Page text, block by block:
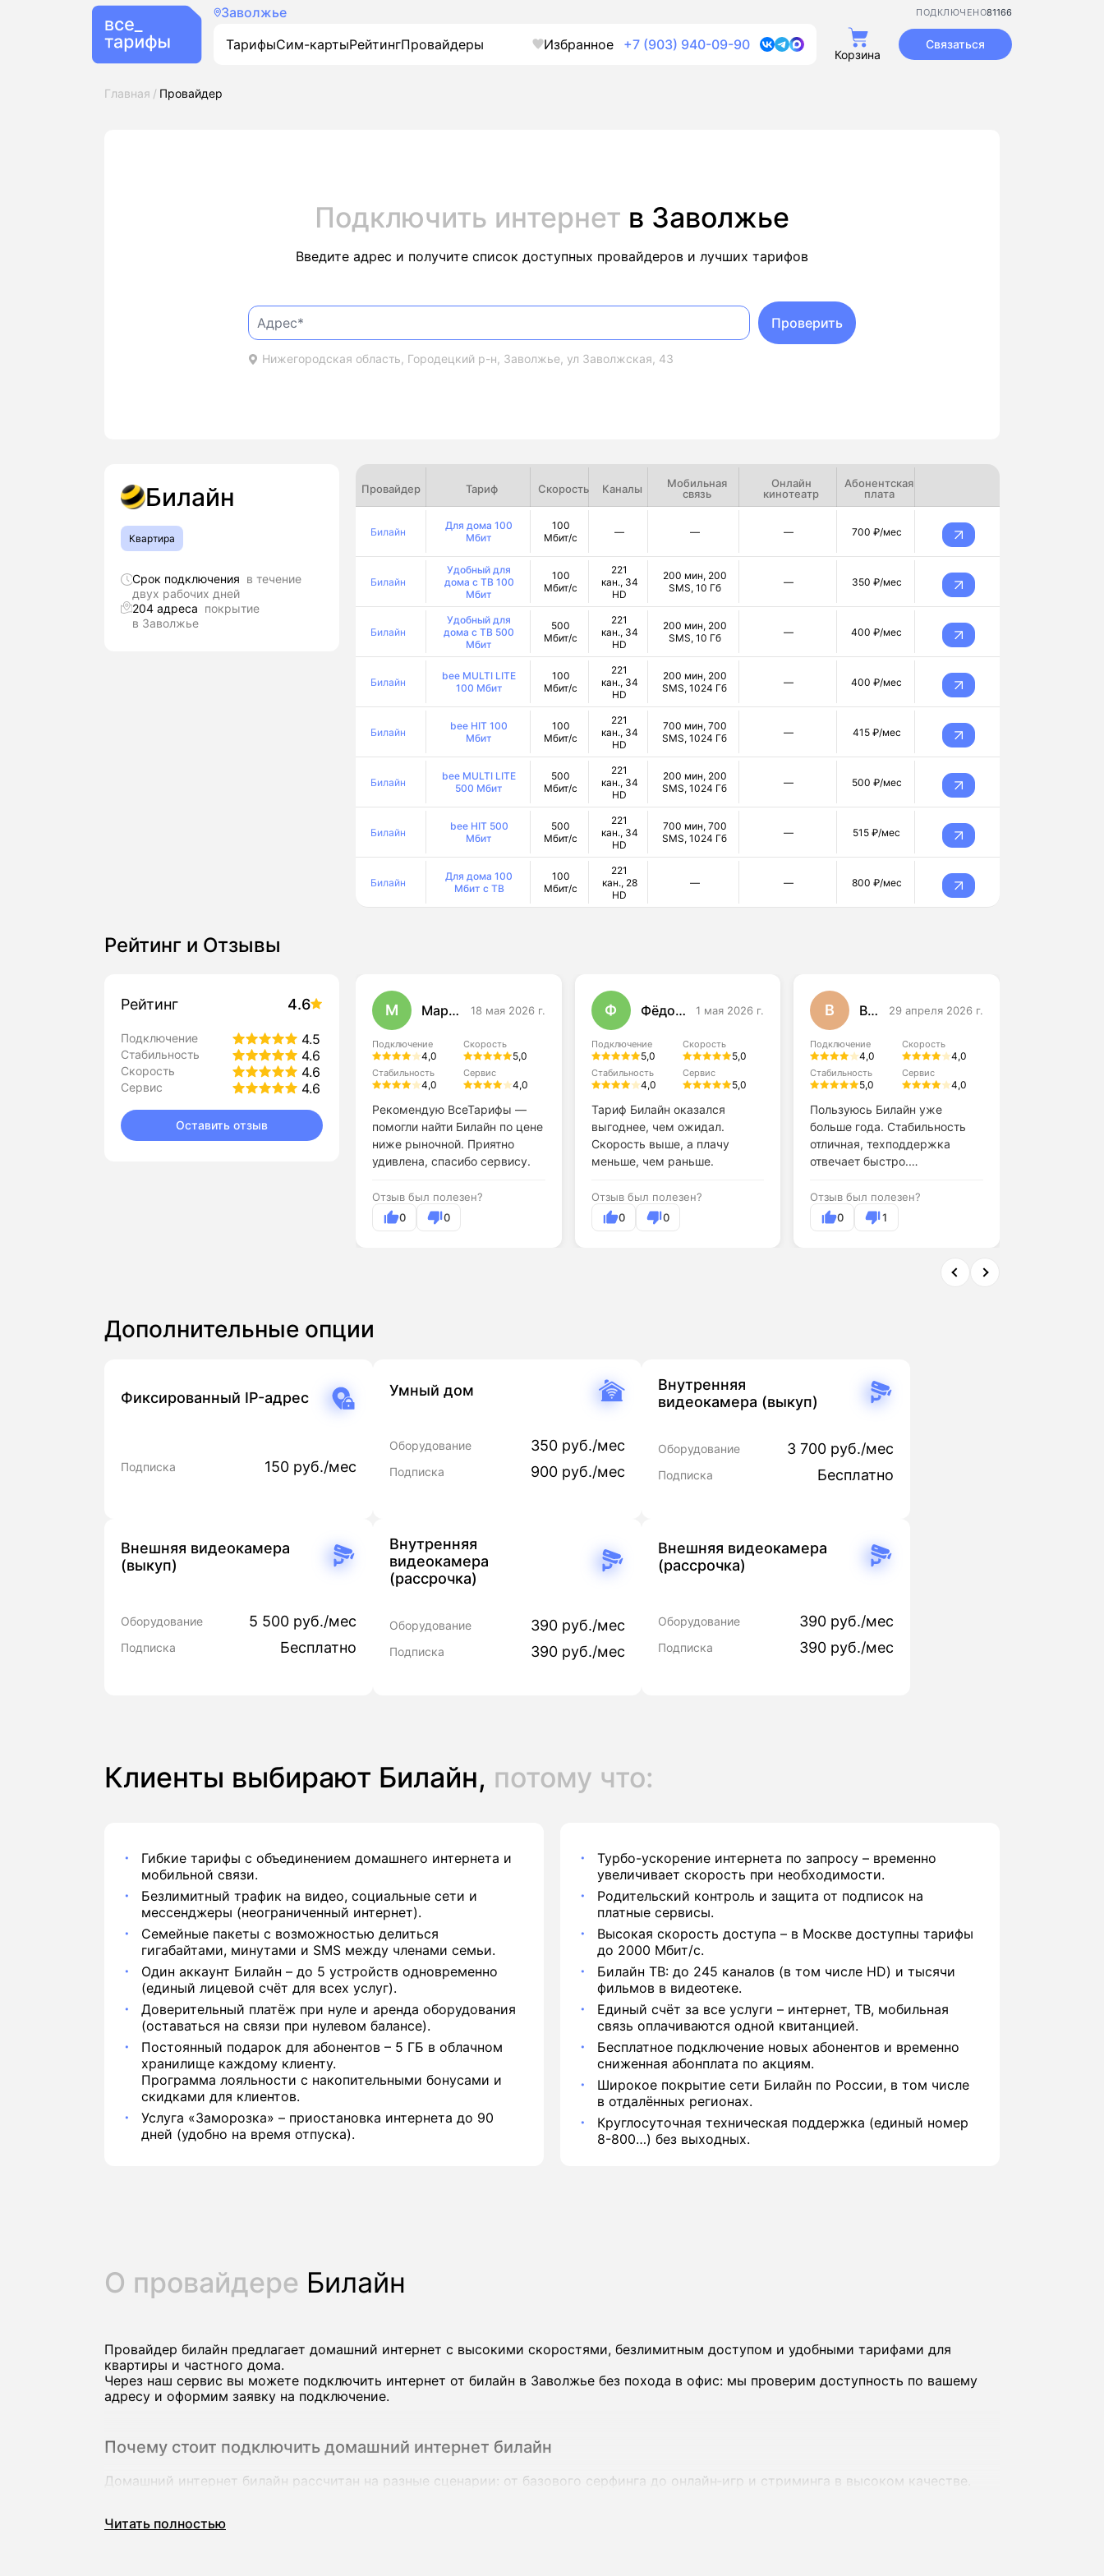
Заволжье 81166
ПОДКЛЮЧЕНО
ТарифыСим-картыРейтингПровайдеры Избранное +7 (903) 940-09-90
Корзина
Связаться
Главная Провайдер
Подключить интернет в Заволжье
Введите адрес и получите список доступных провайдеров и лучших тарифов
Нижегородская область, Городецкий р-н, Заволжье, ул Заволжская, 43
Проверить
Билайн
Квартира
Срок подключения в течение
двух рабочих дней
204 адреса покрытие
в Заволжье
Рейтинг 4.6
Подключение 4.5
Стабильность 4.6
Скорость 4.6
Сервис 4.6
Оставить отзыв
Рейтинг и Отзывы
М Маргарита Нечаева 18 мая 2026 г.
Подключение
4,0
Скорость
5,0
Стабильность
4,0
Сервис
4,0
Рекомендую ВсеТарифы —
помогли найти Билайн по цене
ниже рыночной. Приятно
удивлена, спасибо сервису.
Отзыв был полезен?
0
0
Ф Фёдор Макаров 1 мая 2026 г.
Подключение
5,0
Скорость
5,0
Стабильность
4,0
Сервис
5,0
Тариф Билайн оказался
выгоднее, чем ожидал.
Скорость выше, а плачу
меньше, чем раньше.
Отзыв был полезен?
0
0
В Валерия Панова 29 апреля 2026 г.
Подключение
4,0
Скорость
4,0
Стабильность
5,0
Сервис
4,0
Пользуюсь Билайн уже
больше года. Стабильность
отличная, техподдержка
отвечает быстро.
Отзыв был полезен?
0
1
Провайдер Тариф Скорость Каналы
Мобильная
связь
Онлайн
кинотеатр
Абонентская
плата
Билайн
Для дома 100
Мбит
100
Мбит/с
— — — 700 ₽/мес
Билайн
Удобный для
дома с ТВ 100
Мбит
100
Мбит/с
221
кан., 34
HD
200 мин, 200
SMS, 10 Гб
— 350 ₽/мес
Билайн
Удобный для
дома с ТВ 500
Мбит
500
Мбит/с
221
кан., 34
HD
200 мин, 200
SMS, 10 Гб
— 400 ₽/мес
Билайн
bee MULTI LITE
100 Мбит
100
Мбит/с
221
кан., 34
HD
200 мин, 200
SMS, 1024 Гб
— 400 ₽/мес
Билайн
bee HIT 100
Мбит
100
Мбит/с
221
кан., 34
HD
700 мин, 700
SMS, 1024 Гб
— 415 ₽/мес
Билайн
bee MULTI LITE
500 Мбит
500
Мбит/с
221
кан., 34
HD
200 мин, 200
SMS, 1024 Гб
— 500 ₽/мес
Билайн
bee HIT 500
Мбит
500
Мбит/с
221
кан., 34
HD
700 мин, 700
SMS, 1024 Гб
— 515 ₽/мес
Билайн
Для дома 100
Мбит с ТВ
100
Мбит/с
221
кан., 28
HD
— — 800 ₽/мес
Дополнительные опции
Фиксированный IP-адрес
Подписка 150 руб./мес
Умный дом
Оборудование 350 руб./мес
Подписка 900 руб./мес
Внутренняя
видеокамера (выкуп)
Оборудование 3 700 руб./мес
Подписка Бесплатно
Внешняя видеокамера
(выкуп)
Оборудование 5 500 руб./мес
Подписка Бесплатно
Внутренняя
видеокамера
(рассрочка)
Оборудование 390 руб./мес
Подписка 390 руб./мес
Внешняя видеокамера
(рассрочка)
Оборудование 390 руб./мес
Подписка 390 руб./мес
Клиенты выбирают Билайн, потому что:
Гибкие тарифы с объединением домашнего интернета и
мобильной связи.
Безлимитный трафик на видео, социальные сети и
мессенджеры (неограниченный интернет).
Семейные пакеты с возможностью делиться
гигабайтами, минутами и SMS между членами семьи.
Один аккаунт Билайн – до 5 устройств одновременно
(единый лицевой счёт для всех услуг).
Доверительный платёж при нуле и аренда оборудования
(оставаться на связи при нулевом балансе).
Постоянный подарок для абонентов – 5 ГБ в облачном
хранилище каждому клиенту.
Программа лояльности с накопительными бонусами и
скидками для клиентов.
Услуга «Заморозка» – приостановка интернета до 90
дней (удобно на время отпуска).
Турбо-ускорение интернета по запросу – временно
увеличивает скорость при необходимости.
Родительский контроль и защита от подписок на
платные сервисы.
Высокая скорость доступа – в Москве доступны тарифы
до 2000 Мбит/с.
Билайн ТВ: до 245 каналов (в том числе HD) и тысячи
фильмов в видеотеке.
Единый счёт за все услуги – интернет, ТВ, мобильная
связь оплачиваются одной квитанцией.
Бесплатное подключение новых абонентов и временно
сниженная абонплата по акциям.
Широкое покрытие сети Билайн по России, в том числе
в отдалённых регионах.
Круглосуточная техническая поддержка (единый номер
8-800…) без выходных.
О провайдере Билайн
Провайдер билайн предлагает домашний интернет с высокими скоростями, безлимитным доступом и удобными тарифами для
квартиры и частного дома.
Через наш сервис вы можете подключить интернет от билайн в Заволжье без похода в офис: мы проверим доступность по вашему
адресу и оформим заявку на подключение.
Почему стоит подключить домашний интернет билайн
Домашний интернет билайн рассчитан на разные сценарии: от базового серфинга до онлайн‑игр и стриминга в высоком качестве.
Читать полностью